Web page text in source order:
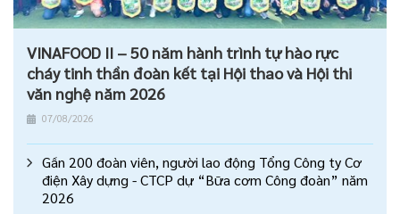
VINAFOOD II – 50 năm hành trình tự hào rực
cháy tinh thần đoàn kết tại Hội thao và Hội thi
văn nghệ năm 2026
07/08/2026
Gần 200 đoàn viên, người lao động Tổng Công ty Cơ
điện Xây dựng - CTCP dự “Bữa cơm Công đoàn” năm
2026